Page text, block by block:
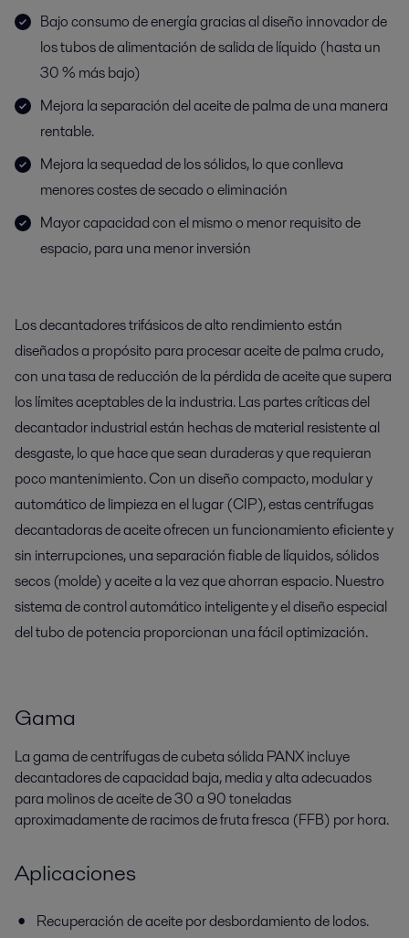
Bajo consumo de energía gracias al diseño innovador de
los tubos de alimentación de salida de líquido (hasta un
30 % más bajo)
Mejora la separación del aceite de palma de una manera
rentable.
Mejora la sequedad de los sólidos, lo que conlleva
menores costes de secado o eliminación
Mayor capacidad con el mismo o menor requisito de
espacio, para una menor inversión
Los decantadores trifásicos de alto rendimiento están
diseñados a propósito para procesar aceite de palma crudo,
con una tasa de reducción de la pérdida de aceite que supera
los límites aceptables de la industria. Las partes críticas del
decantador industrial están hechas de material resistente al
desgaste, lo que hace que sean duraderas y que requieran
poco mantenimiento. Con un diseño compacto, modular y
automático de limpieza en el lugar (CIP), estas centrífugas
decantadoras de aceite ofrecen un funcionamiento eficiente y
sin interrupciones, una separación fiable de líquidos, sólidos
secos (molde) y aceite a la vez que ahorran espacio. Nuestro
sistema de control automático inteligente y el diseño especial
del tubo de potencia proporcionan una fácil optimización.
Gama
La gama de centrífugas de cubeta sólida PANX incluye
decantadores de capacidad baja, media y alta adecuados
para molinos de aceite de 30 a 90 toneladas
aproximadamente de racimos de fruta fresca (FFB) por hora.
Aplicaciones
Recuperación de aceite por desbordamiento de lodos.